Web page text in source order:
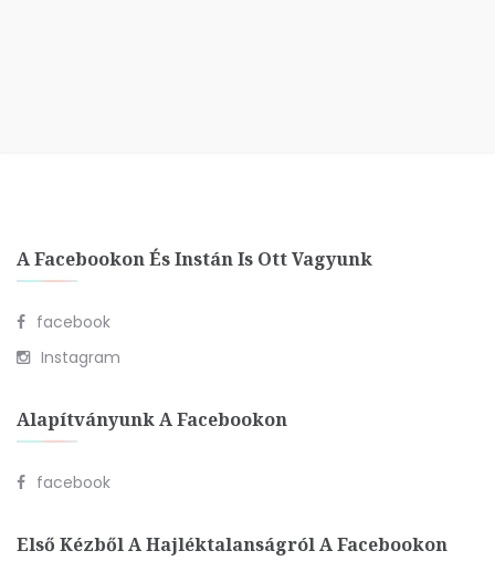
A Facebookon És Instán Is Ott Vagyunk
facebook
Instagram
Alapítványunk A Facebookon
facebook
Első Kézből A Hajléktalanságról A Facebookon